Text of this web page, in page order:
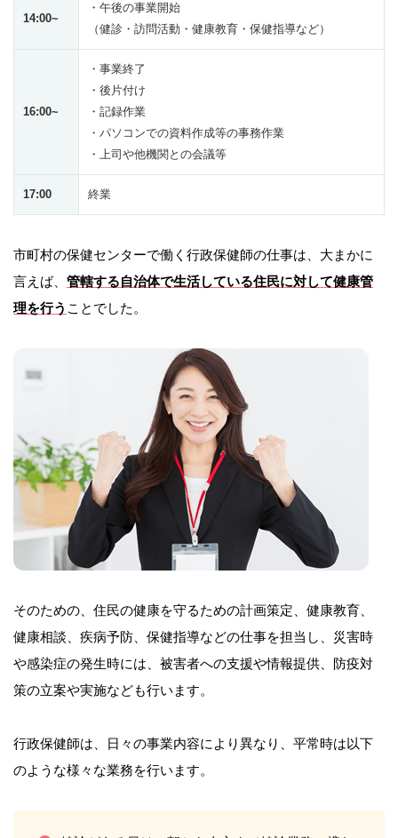
14:00~
・午後の事業開始
（健診・訪問活動・健康教育・保健指導など）
16:00~
・事業終了
・後片付け
・記録作業
・パソコンでの資料作成等の事務作業
・上司や他機関との会議等
17:00 終業
市町村の保健センターで働く行政保健師の仕事は、大まかに
言えば、 管轄する自治体で生活している住民に対して健康管
理を行う ことでした。
そのための、住民の健康を守るための計画策定、健康教育、
健康相談、疾病予防、保健指導などの仕事を担当し、災害時
や感染症の発生時には、被害者への支援や情報提供、防疫対
策の立案や実施なども行います。
行政保健師は、日々の事業内容により異なり、平常時は以下
のような様々な業務を行います。